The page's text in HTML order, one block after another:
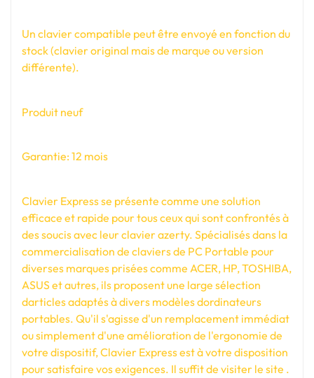
Un clavier compatible peut être envoyé en fonction du
stock (clavier original mais de marque ou version
différente).
Produit neuf
Garantie: 12 mois
Clavier Express se présente comme une solution
efficace et rapide pour tous ceux qui sont confrontés à
des soucis avec leur clavier azerty. Spécialisés dans la
commercialisation de claviers de PC Portable pour
diverses marques prisées comme ACER, HP, TOSHIBA,
ASUS et autres, ils proposent une large sélection
darticles adaptés à divers modèles dordinateurs
portables. Qu'il s'agisse d'un remplacement immédiat
ou simplement d'une amélioration de l'ergonomie de
votre dispositif, Clavier Express est à votre disposition
pour satisfaire vos exigences. Il suffit de visiter le site .